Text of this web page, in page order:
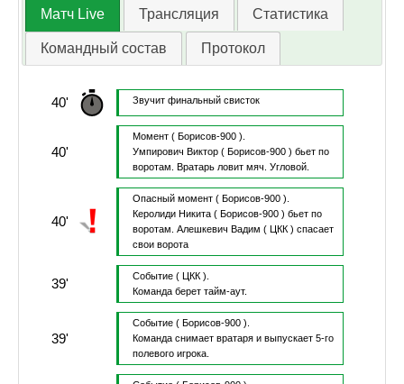
Матч Live Трансляция Статистика
Командный состав Протокол
40' Звучит финальный свисток
40'
Момент ( Борисов-900 ).
Умпирович Виктор( Борисов-900 ) бьет по
воротам.
Вратарь ловит мяч. Угловой.
40'
Опасный момент ( Борисов-900 ).
Керолиди Никита( Борисов-900 ) бьет по
воротам. Алешкевич Вадим ( ЦКК ) спасает
свои ворота
39' Событие ( ЦКК ).
Команда берет тайм-аут.
39'
Событие ( Борисов-900 ).
Команда снимает вратаря и выпускает 5-го
полевого игрока.